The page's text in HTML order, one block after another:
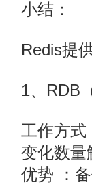
小结：
Redis提
1、RDB
工作方式
变化数量
优势 ：